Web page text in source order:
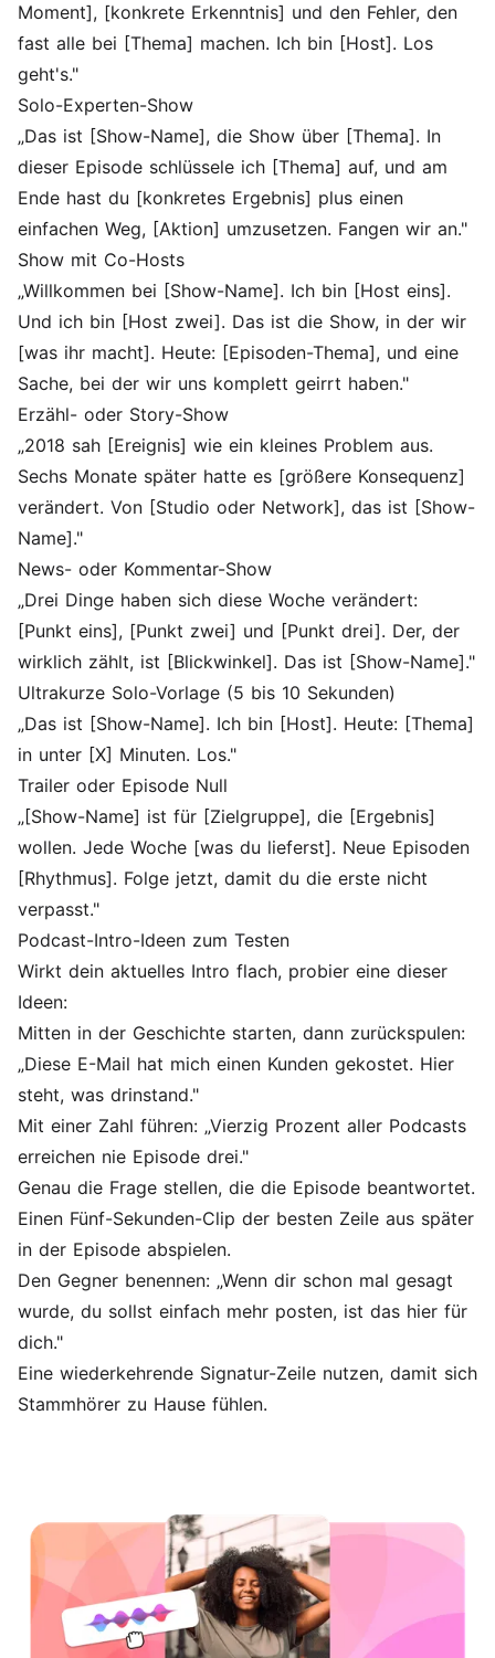
Moment], [konkrete Erkenntnis] und den Fehler, den
fast alle bei [Thema] machen. Ich bin [Host]. Los
geht's."
Solo-Experten-Show
„Das ist [Show-Name], die Show über [Thema]. In
dieser Episode schlüssele ich [Thema] auf, und am
Ende hast du [konkretes Ergebnis] plus einen
einfachen Weg, [Aktion] umzusetzen. Fangen wir an."
Show mit Co-Hosts
„Willkommen bei [Show-Name]. Ich bin [Host eins].
Und ich bin [Host zwei]. Das ist die Show, in der wir
[was ihr macht]. Heute: [Episoden-Thema], und eine
Sache, bei der wir uns komplett geirrt haben."
Erzähl- oder Story-Show
„2018 sah [Ereignis] wie ein kleines Problem aus.
Sechs Monate später hatte es [größere Konsequenz]
verändert. Von [Studio oder Network], das ist [Show-
Name]."
News- oder Kommentar-Show
„Drei Dinge haben sich diese Woche verändert:
[Punkt eins], [Punkt zwei] und [Punkt drei]. Der, der
wirklich zählt, ist [Blickwinkel]. Das ist [Show-Name]."
Ultrakurze Solo-Vorlage (5 bis 10 Sekunden)
„Das ist [Show-Name]. Ich bin [Host]. Heute: [Thema]
in unter [X] Minuten. Los."
Trailer oder Episode Null
„[Show-Name] ist für [Zielgruppe], die [Ergebnis]
wollen. Jede Woche [was du lieferst]. Neue Episoden
[Rhythmus]. Folge jetzt, damit du die erste nicht
verpasst."
Podcast-Intro-Ideen zum Testen
Wirkt dein aktuelles Intro flach, probier eine dieser
Ideen:
Mitten in der Geschichte starten, dann zurückspulen:
„Diese E-Mail hat mich einen Kunden gekostet. Hier
steht, was drinstand."
Mit einer Zahl führen: „Vierzig Prozent aller Podcasts
erreichen nie Episode drei."
Genau die Frage stellen, die die Episode beantwortet.
Einen Fünf-Sekunden-Clip der besten Zeile aus später
in der Episode abspielen.
Den Gegner benennen: „Wenn dir schon mal gesagt
wurde, du sollst einfach mehr posten, ist das hier für
dich."
Eine wiederkehrende Signatur-Zeile nutzen, damit sich
Stammhörer zu Hause fühlen.